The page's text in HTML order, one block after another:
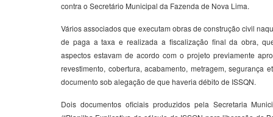
contra o Secretário Municipal da Fazenda de Nova Lima.
Vários associados que executam obras de construção civil
de paga a taxa e realizada a fiscalização final da obra,
aspectos estavam de acordo com o projeto previamente
revestimento, cobertura, acabamento, metragem, segurança
documento sob alegação de que haveria débito de ISSQN.
Dois documentos oficiais produzidos pela Secretaria